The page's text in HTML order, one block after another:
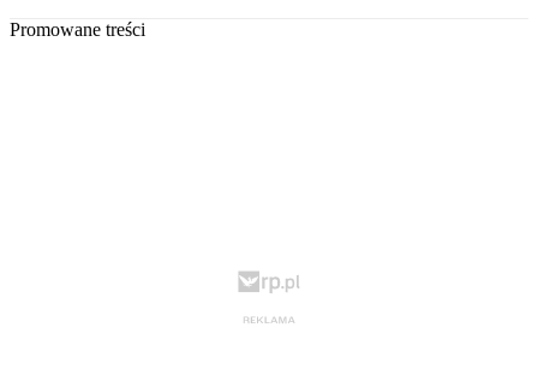
Promowane treści